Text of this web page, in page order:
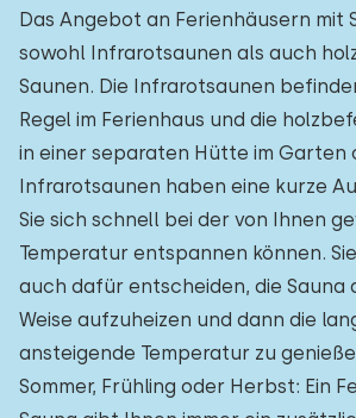
Das Angebot an Ferienhäusern mit
sowohl Infrarotsaunen als auch
Saunen. Die Infrarotsaunen
Regel im Ferienhaus und die
in einer separaten Hütte im Garten
Infrarotsaunen haben eine kurze
Sie sich schnell bei der von Ihnen
Temperatur entspannen können.
auch dafür entscheiden, die Sauna
Weise aufzuheizen und dann die
ansteigende Temperatur zu
Sommer, Frühling oder Herbst: Ein